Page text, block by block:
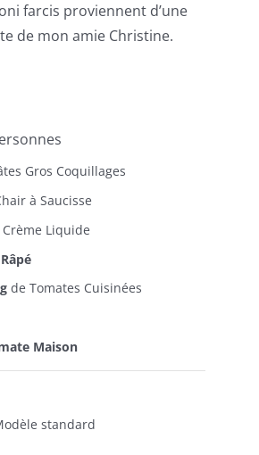
farcis proviennent d’une
de mon amie Christine.
Gros Coquillages
à Saucisse
Liquide
de Tomates Cuisinées
Maison
standard